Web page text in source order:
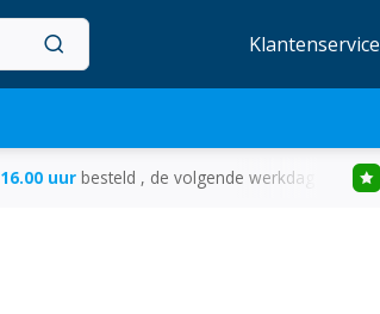
Klantenservice
16.00 uur besteld , de volgende werkdag in huis